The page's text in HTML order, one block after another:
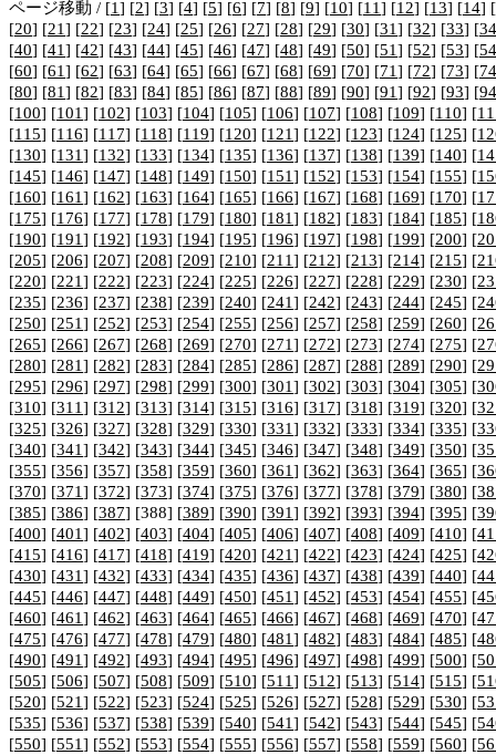
ページ移動 / [1] [2] [3] [4] [5] [6] [7] [8] [9] [10] [11] [12] [13] [14] [
[20] [21] [22] [23] [24] [25] [26] [27] [28] [29] [30] [31] [32] [33] [34
[40] [41] [42] [43] [44] [45] [46] [47] [48] [49] [50] [51] [52] [53] [54
[60] [61] [62] [63] [64] [65] [66] [67] [68] [69] [70] [71] [72] [73] [74
[80] [81] [82] [83] [84] [85] [86] [87] [88] [89] [90] [91] [92] [93] [94
[100] [101] [102] [103] [104] [105] [106] [107] [108] [109] [110] [
[115] [116] [117] [118] [119] [120] [121] [122] [123] [124] [125] [
[130] [131] [132] [133] [134] [135] [136] [137] [138] [139] [140] [
[145] [146] [147] [148] [149] [150] [151] [152] [153] [154] [155] [
[160] [161] [162] [163] [164] [165] [166] [167] [168] [169] [170] [
[175] [176] [177] [178] [179] [180] [181] [182] [183] [184] [185] [
[190] [191] [192] [193] [194] [195] [196] [197] [198] [199] [200] [
[205] [206] [207] [208] [209] [210] [211] [212] [213] [214] [215] [
[220] [221] [222] [223] [224] [225] [226] [227] [228] [229] [230] [
[235] [236] [237] [238] [239] [240] [241] [242] [243] [244] [245] [
[250] [251] [252] [253] [254] [255] [256] [257] [258] [259] [260] [
[265] [266] [267] [268] [269] [270] [271] [272] [273] [274] [275] [
[280] [281] [282] [283] [284] [285] [286] [287] [288] [289] [290] [
[295] [296] [297] [298] [299] [300] [301] [302] [303] [304] [305] [
[310] [311] [312] [313] [314] [315] [316] [317] [318] [319] [320] [
[325] [326] [327] [328] [329] [330] [331] [332] [333] [334] [335] [
[340] [341] [342] [343] [344] [345] [346] [347] [348] [349] [350] [
[355] [356] [357] [358] [359] [360] [361] [362] [363] [364] [365] [
[370] [371] [372] [373] [374] [375] [376] [377] [378] [379] [380] [
[385] [386] [387] [388] [389] [390] [391] [392] [393] [394] [395] [
[400] [401] [402] [403] [404] [405] [406] [407] [408] [409] [410] [
[415] [416] [417] [418] [419] [420] [421] [422] [423] [424] [425] [
[430] [431] [432] [433] [434] [435] [436] [437] [438] [439] [440] [
[445] [446] [447] [448] [449] [450] [451] [452] [453] [454] [455] [
[460] [461] [462] [463] [464] [465] [466] [467] [468] [469] [470] [
[475] [476] [477] [478] [479] [480] [481] [482] [483] [484] [485] [
[490] [491] [492] [493] [494] [495] [496] [497] [498] [499] [500] [
[505] [506] [507] [508] [509] [510] [511] [512] [513] [514] [515] [
[520] [521] [522] [523] [524] [525] [526] [527] [528] [529] [530] [
[535] [536] [537] [538] [539] [540] [541] [542] [543] [544] [545] [
[550] [551] [552] [553] [554] [555] [556] [557] [558] [559] [560] [